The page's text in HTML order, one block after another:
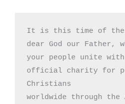
It is this time of the
dear God our Father,
your people unite
official charity for
Christians
worldwide through